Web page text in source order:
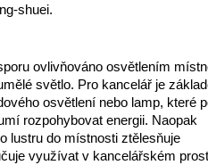
shuei.
ovlivňováno osvětlením
světlo. Pro kancelář je
osvětlení nebo lamp, které
rozpohybovat energii. Naopak
lustru do místnosti ztělesňuje
využívat v kancelářském